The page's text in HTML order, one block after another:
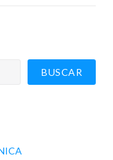
BUSCAR